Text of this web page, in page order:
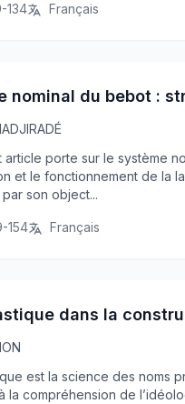
134 Français
nominal du bebot :
article porte sur le système
et le fonctionnement de la
son object...
154 Français
dans la
est la science des noms
la compréhension de